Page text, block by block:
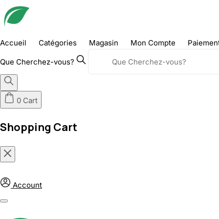
Skip
to
Accueil
Catégories Magasin Mon Compte
Que Cherchez-vous?
0 Cart
Shopping Cart
Account